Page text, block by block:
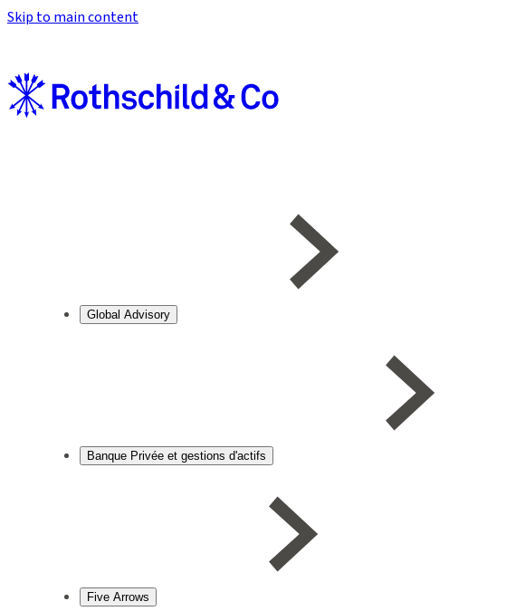
Skip to main content
Global Advisory
Banque Privée et gestions d'actifs
Five Arrows